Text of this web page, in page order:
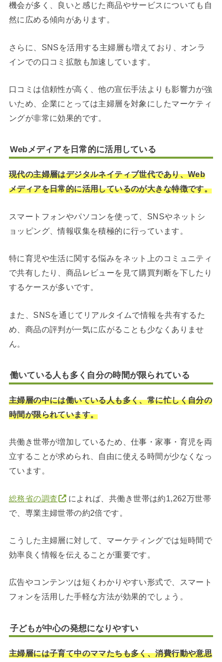
機会が多く、良いと感じた商品やサービスについても自
然に広める傾向があります。
さらに、SNSを活用する主婦層も増えており、オンラ
インでの口コミ拡散も加速しています。
口コミは信頼性が高く、他の宣伝手法よりも影響力が強
いため、企業にとっては主婦層を対象にしたマーケティ
ングが非常に効果的です。
Webメディアを日常的に活用している
現代の主婦層はデジタルネイティブ世代であり、Web
メディアを日常的に活用しているのが大きな特徴です。
スマートフォンやパソコンを使って、SNSやネットシ
ョッピング、情報収集を積極的に行っています。
特に育児や生活に関する悩みをネット上のコミュニティ
で共有したり、商品レビューを見て購買判断を下したり
するケースが多いです。
また、SNSを通じてリアルタイムで情報を共有するた
め、商品の評判が一気に広がることも少なくありませ
ん。
働いている人も多く自分の時間が限られている
主婦層の中には働いている人も多く、常に忙しく自分の
時間が限られています。
共働き世帯が増加しているため、仕事・家事・育児を両
立することが求められ、自由に使える時間が少なくなっ
ています。
総務省の調査
によれば、共働き世帯は約1,262万世帯
で、専業主婦世帯の約2倍です。
こうした主婦層に対して、マーケティングでは短時間で
効率良く情報を伝えることが重要です。
広告やコンテンツは短くわかりやすい形式で、スマート
フォンを活用した手軽な方法が効果的でしょう。
子どもが中心の発想になりやすい
主婦層には子育て中のママたちも多く、消費行動や意思